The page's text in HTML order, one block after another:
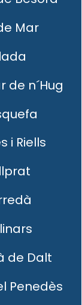
Mar
de n´Hug
i Riells
de Dalt
Penedès